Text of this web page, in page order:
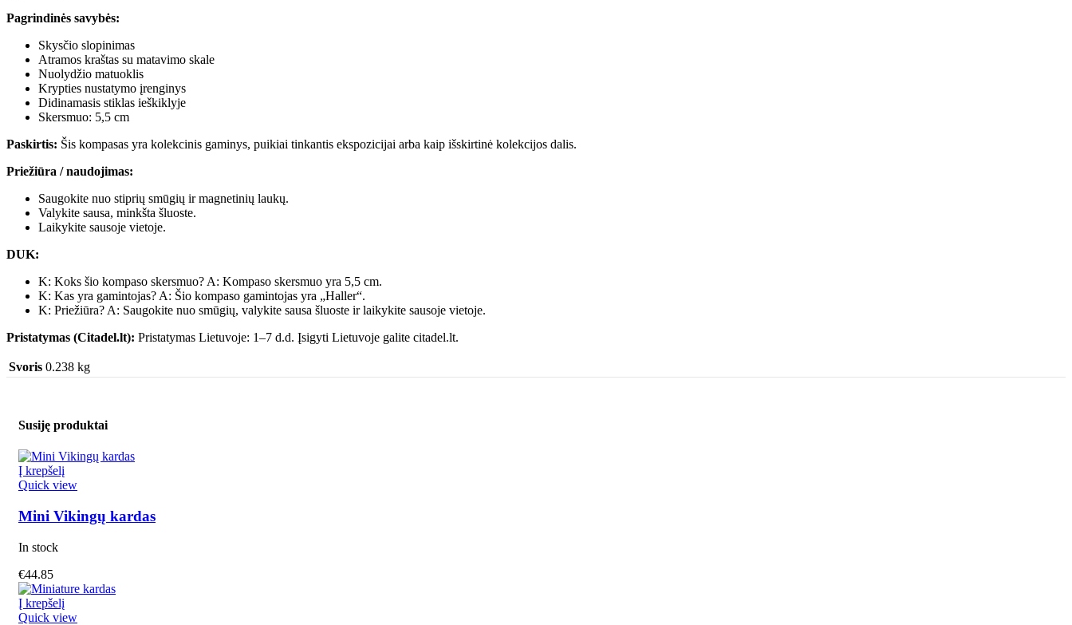
Pagrindinės savybės:
Skysčio slopinimas
Atramos kraštas su matavimo skale
Nuolydžio matuoklis
Krypties nustatymo įrenginys
Didinamasis stiklas ieškiklyje
Skersmuo: 5,5 cm
Paskirtis: Šis kompasas yra kolekcinis gaminys, puikiai tinkantis ekspozicijai arba kaip išskirtinė kolekcijos dalis.
Priežiūra / naudojimas:
Saugokite nuo stiprių smūgių ir magnetinių laukų.
Valykite sausa, minkšta šluoste.
Laikykite sausoje vietoje.
DUK:
K: Koks šio kompaso skersmuo? A: Kompaso skersmuo yra 5,5 cm.
K: Kas yra gamintojas? A: Šio kompaso gamintojas yra „Haller“.
K: Priežiūra? A: Saugokite nuo smūgių, valykite sausa šluoste ir laikykite sausoje vietoje.
Pristatymas (Citadel.lt): Pristatymas Lietuvoje: 1–7 d.d. Įsigyti Lietuvoje galite citadel.lt.
Svoris 0.238 kg
Susiję produktai
Į krepšelį
Quick view
Mini Vikingų kardas
In stock
€44.85
Į krepšelį
Quick view